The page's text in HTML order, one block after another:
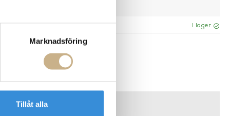
Marknadsföring
Tillåt alla
I lager
Ferm Living
SKRIVBORD - FEVE DESK